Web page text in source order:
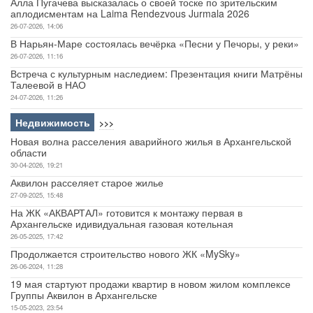
аплодисментам на Laima Rendezvous Jurmala 2026
26-07-2026, 14:06
В Нарьян-Маре состоялась вечёрка «Песни у Печоры, у реки»
26-07-2026, 11:16
Встреча с культурным наследием: Презентация книги Матрёны
Талеевой в НАО
24-07-2026, 11:26
Недвижимость >>>
Новая волна расселения аварийного жилья в Архангельской
области
30-04-2026, 19:21
Аквилон расселяет старое жилье
27-09-2025, 15:48
На ЖК «АКВАРТАЛ» готовится к монтажу первая в
Архангельске идивидуальная газовая котельная
26-05-2025, 17:42
Продолжается строительство нового ЖК «MySky»
26-06-2024, 11:28
19 мая стартуют продажи квартир в новом жилом комплексе
Группы Аквилон в Архангельске
15-05-2023, 23:54